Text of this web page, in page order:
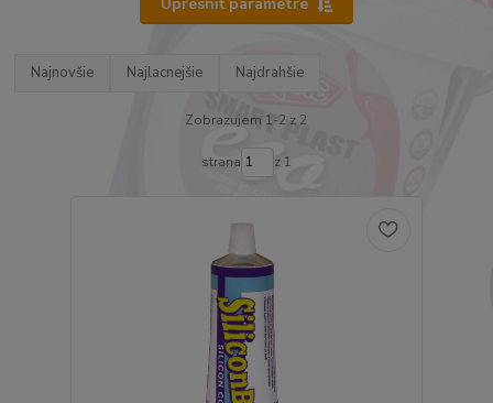
Najnovšie Najlacnejšie Najdrahšie
Zobrazujem 1-2 z 2
strana z 1